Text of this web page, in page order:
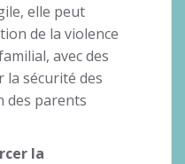
elle peut
de la violence
avec des
la sécurité des
des parents
la